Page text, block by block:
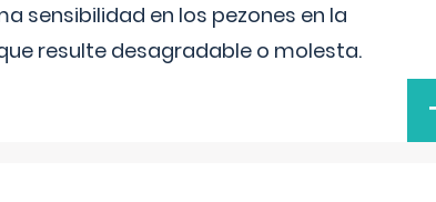
sensibilidad en los pezones en la
resulte desagradable o molesta.